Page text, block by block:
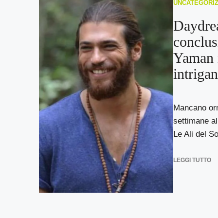
Mancano
settimane
Le Ali del
LEGGI TUTTO